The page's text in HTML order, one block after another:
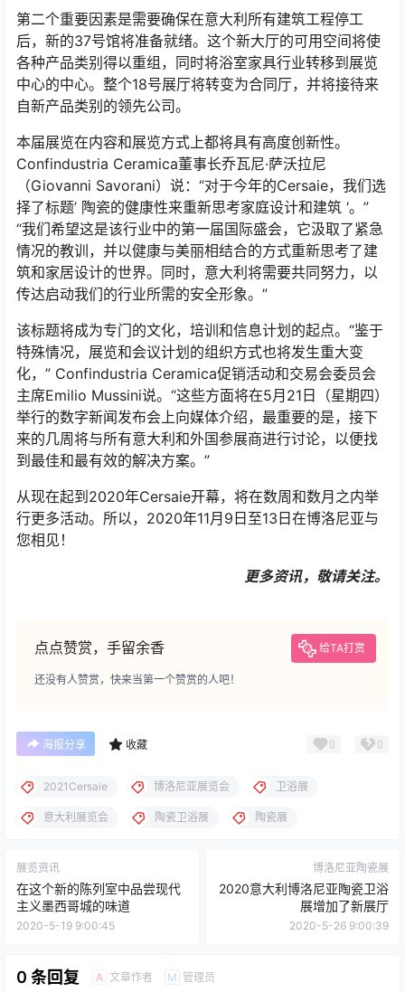
第二个重要因素是需要确保在意大利所有建筑工程停工
后，新的37号馆将准备就绪。这个新大厅的可用空间将使
各种产品类别得以重组，同时将浴室家具行业转移到展览
中心的中心。整个18号展厅将转变为合同厅，并将接待来
自新产品类别的领先公司。
本届展览在内容和展览方式上都将具有高度创新性。
Confindustria Ceramica董事长乔瓦尼·萨沃拉尼
（Giovanni Savorani）说：“对于今年的Cersaie，我们选
择了标题’ 陶瓷的健康性来重新思考家庭设计和建筑 ‘。”
“我们希望这是该行业中的第一届国际盛会，它汲取了紧急
情况的教训，并以健康与美丽相结合的方式重新思考了建
筑和家居设计的世界。同时，意大利将需要共同努力，以
传达启动我们的行业所需的安全形象。”
该标题将成为专门的文化，培训和信息计划的起点。“鉴于
特殊情况，展览和会议计划的组织方式也将发生重大变
化，” Confindustria Ceramica促销活动和交易会委员会
主席Emilio Mussini说。“这些方面将在5月21日（星期四）
举行的数字新闻发布会上向媒体介绍，最重要的是，接下
来的几周将与所有意大利和外国参展商进行讨论，以便找
到最佳和最有效的解决方案。”
从现在起到2020年Cersaie开幕，将在数周和数月之内举
行更多活动。所以，2020年11月9日至13日在博洛尼亚与
您相见！
更多资讯，敬请关注。
点点赞赏，手留余香 给TA打赏
还没有人赞赏，快来当第一个赞赏的人吧！
海报分享 收藏 0 0
2021Cersaie 博洛尼亚展览会 卫浴展
意大利展览会 陶瓷卫浴展 陶瓷展
展览资讯
在这个新的陈列室中品尝现代
主义墨西哥城的味道
2020-5-19 9:00:45
博洛尼亚陶瓷展
2020意大利博洛尼亚陶瓷卫浴
展增加了新展厅
2020-5-26 9:00:39
0 条回复 A 文章作者 M 管理员